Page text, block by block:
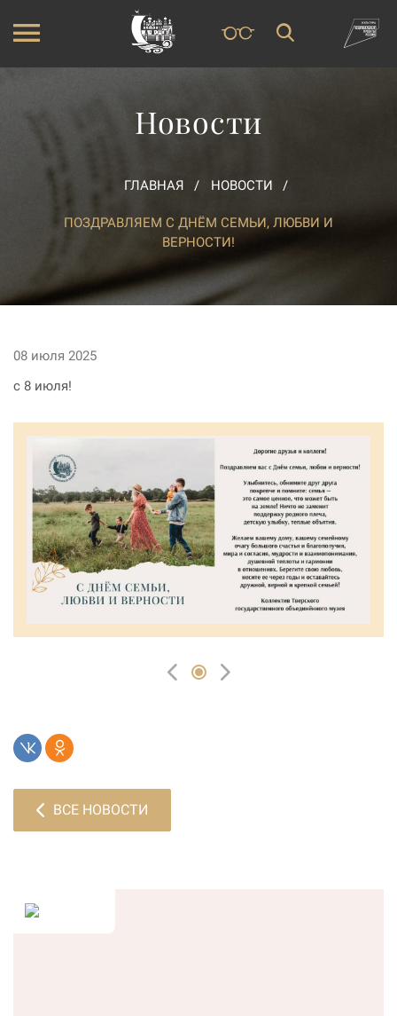
Новости
ГЛАВНАЯ НОВОСТИ
ПОЗДРАВЛЯЕМ С ДНЁМ СЕМЬИ, ЛЮБВИ И
ВЕРНОСТИ!
08 июля 2025
с 8 июля!
ВСЕ НОВОСТИ